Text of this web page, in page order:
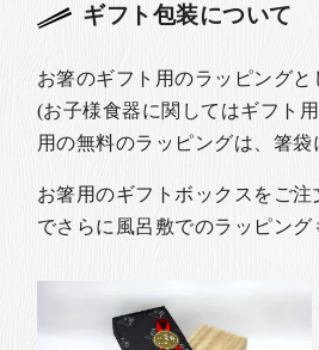
ギフト包装について
お箸のギフト用のラッピング
(お子様食器に関してはギフト
用の無料のラッピングは、箸袋
お箸用のギフトボックスをご
でさらに風呂敷でのラッピン